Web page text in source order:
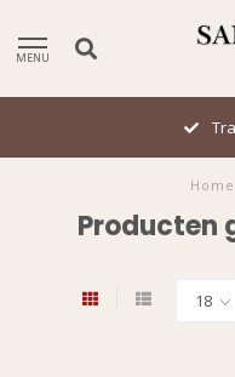
MENU
Home
Producten